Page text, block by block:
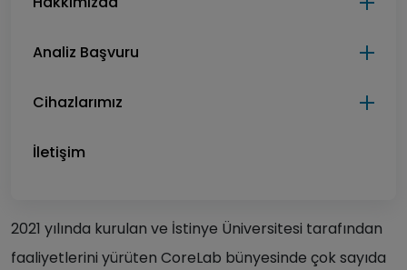
2021 yılında kurulan ve İstinye Üniversitesi tarafından
faaliyetlerini yürüten CoreLab bünyesinde çok sayıda
Analiz Başvuru
Cihazlarımız
İletişim